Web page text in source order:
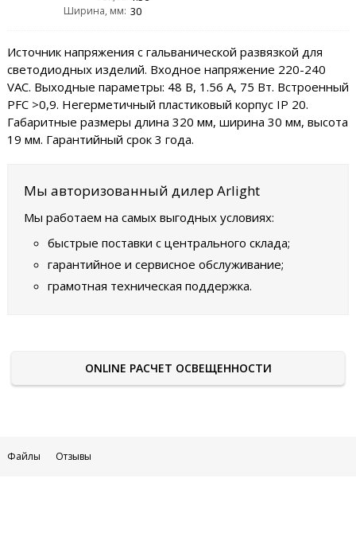
Ширина, мм: 30
Источник напряжения с гальванической развязкой для
светодиодных изделий. Входное напряжение 220-240
VAC. Выходные параметры: 48 В, 1.56 А, 75 Вт. Встроенный
PFC >0,9. Негерметичный пластиковый корпус IP 20.
Габаритные размеры длина 320 мм, ширина 30 мм, высота
19 мм. Гарантийный срок 3 года.
Мы авторизованный дилер Arlight
Мы работаем на самых выгодных условиях:
быстрые поставки с центрального склада;
гарантийное и сервисное обслуживание;
грамотная техническая поддержка.
ONLINE РАСЧЕТ ОСВЕЩЕННОСТИ
Файлы Отзывы